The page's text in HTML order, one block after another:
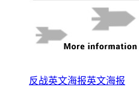
反战英文海报英文海报